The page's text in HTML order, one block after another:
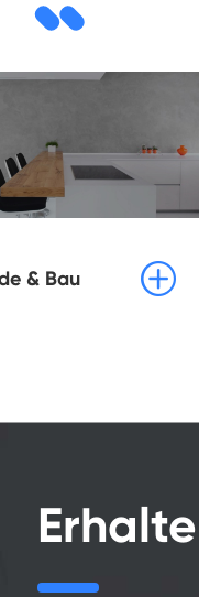
& Bau 